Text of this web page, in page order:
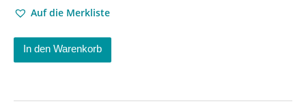
Auf die Merkliste
In den Warenkorb